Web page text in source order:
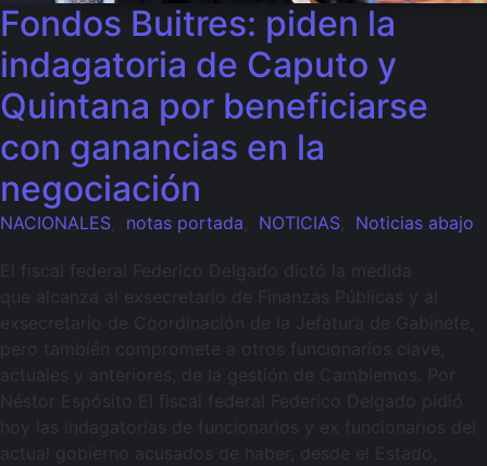
Fondos Buitres: piden la
indagatoria de Caputo y
Quintana por beneficiarse
con ganancias en la
negociación
NACIONALES notas portada NOTICIAS Noticias abajo
El fiscal federal Federico Delgado dictó la medida
que alcanza al exsecretario de Finanzas Públicas y al
exsecretario de Coordinación de la Jefatura de Gabinete,
pero también compromete a otros funcionarios clave,
actuales y anteriores, de la gestión de Cambiemos. Por
Néstor Espósito El fiscal federal Federico Delgado pidió
hoy las indagatorias de funcionarios y ex funcionarios del
actual gobierno acusados de haber, desde el Estado,